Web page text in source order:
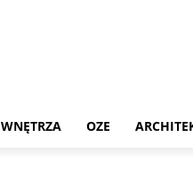
WNĘTRZA OZE